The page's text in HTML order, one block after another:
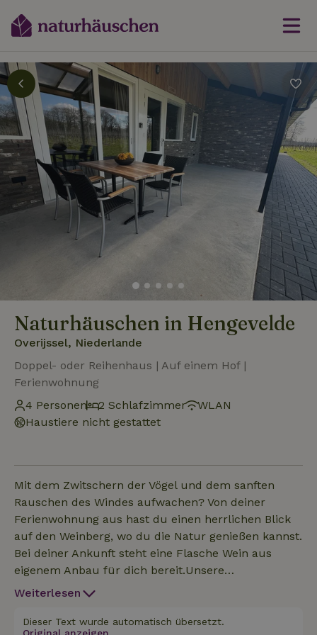
Naturhäuschen in Hengevelde
Overijssel, Niederlande
Doppel- oder Reihenhaus | Auf einem Hof |
Ferienwohnung
4 Personen
2 Schlafzimmer
WLAN
Haustiere nicht gestattet
Mit dem Zwitschern der Vögel und dem sanften
Rauschen des Windes aufwachen? Von deiner
Ferienwohnung aus hast du einen herrlichen Blick
auf den Weinberg, wo du die Natur genießen kannst.
Bei deiner Ankunft steht eine Flasche Wein aus
eigenem Anbau für dich bereit.Unsere
Ferienwohnungen sind modern eingerichtet und
unbeschwerten Aufenthalt: ein Wohnzimmer (mit
Weiterlesen
Dieser Text wurde automatisch übersetzt.